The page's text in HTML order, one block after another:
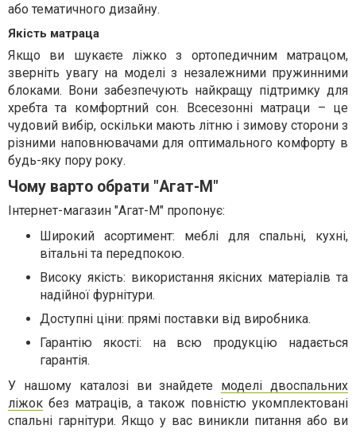
або тематичного дизайну.
Якість матраца
Якщо ви шукаєте ліжко з ортопедичним матрацом,
зверніть увагу на моделі з незалежними пружинними
блоками. Вони забезпечують найкращу підтримку для
хребта та комфортний сон. Всесезонні матраци – це
чудовий вибір, оскільки мають літню і зимову сторони з
різними наповнювачами для оптимального комфорту в
будь-яку пору року.
Чому варто обрати "Агат-М"
Інтернет-магазин "Агат-М" пропонує:
Широкий асортимент: меблі для спальні, кухні,
вітальні та передпокою.
Високу якість: використання якісних матеріалів та
надійної фурнітури.
Доступні ціни: прямі поставки від виробника.
Гарантію якості: на всю продукцію надається
гарантія.
У нашому каталозі ви знайдете моделі двоспальних
ліжок без матраців, а також повністю укомплектовані
спальні гарнітури. Якщо у вас виникли питання або ви